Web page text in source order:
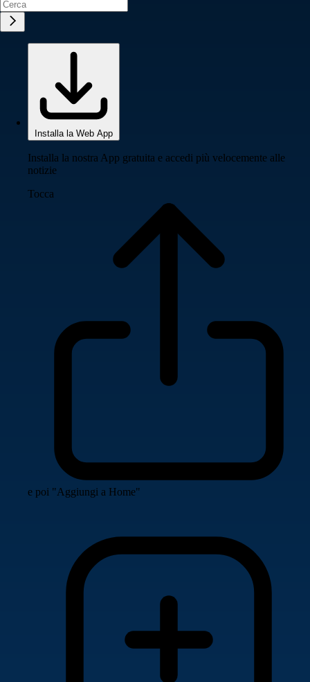
Installa la Web App
Installa la nostra App gratuita e accedi più velocemente alle
notizie
Tocca
e poi "Aggiungi a Home"